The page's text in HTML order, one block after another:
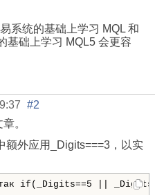
系统的基础上学习 MQL 和
基础上学习 MQL5 会更容
#2
。
额外应用_Digits===3，以实
так if(_Digits==5 ||